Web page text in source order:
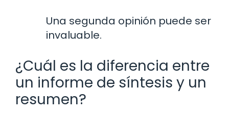
Una segunda opinión puede ser
invaluable.
¿Cuál es la diferencia entre
un informe de síntesis y un
resumen?